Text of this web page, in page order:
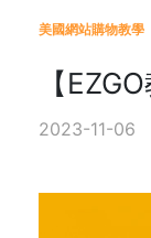
美國網站購物教學
【
2023-11-06